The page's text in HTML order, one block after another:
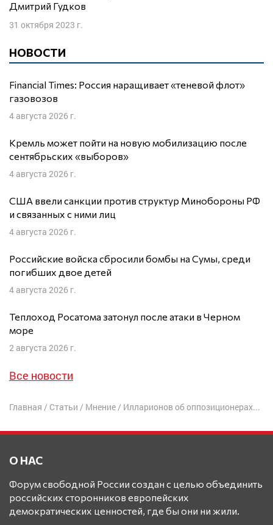
Дмитрий Гудков
31 октября 2023 г.
НОВОСТИ
Financial Times: Россия наращивает «теневой флот»
газовозов
4 августа 2026 г.
Кремль может пойти на новую мобилизацию после
сентябрьских «выборов»
4 августа 2026 г.
США ввели санкции против структур Минобороны РФ
и связанных с ними лиц
4 августа 2026 г.
Российские войска сбросили бомбы на Сумы, среди
погибших двое детей
4 августа 2026 г.
Теплоход Росатома затонул после атаки в Черном
море
2 августа 2026 г.
Все новости
Главная / Статьи / Мнение / Илларионов об оппозиционерах РФ, которые не хотят возвращать Крым: Просто мама с папой их плохо воспитали
О НАС
Форум свободной России создан с целью объединить
российских сторонников европейских
демократических ценностей, где бы они ни жили.